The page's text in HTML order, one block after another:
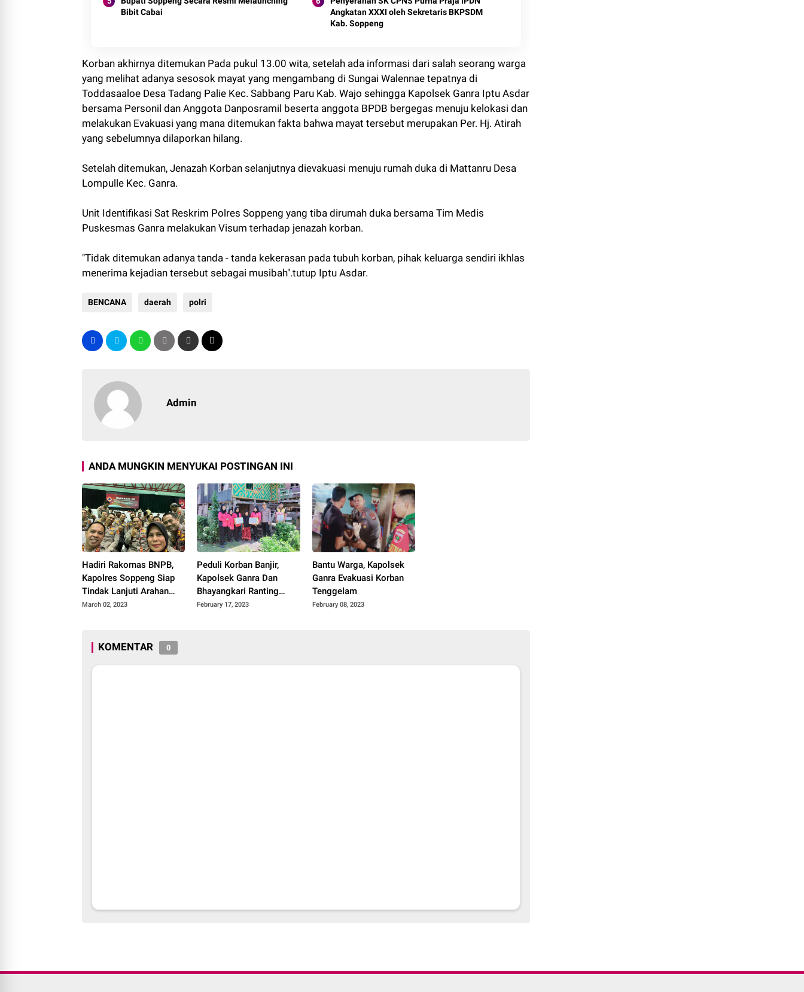
Bibit Cabai
Angkatan XXXI oleh Sekretaris BKPSDM
Kab. Soppeng
Korban akhirnya ditemukan Pada pukul 13.00 wita, setelah ada informasi dari salah seorang warga
yang melihat adanya sesosok mayat yang mengambang di Sungai Walennae tepatnya di
Toddasaaloe Desa Tadang Palie Kec. Sabbang Paru Kab. Wajo sehingga Kapolsek Ganra Iptu Asdar
bersama Personil dan Anggota Danposramil beserta anggota BPDB bergegas menuju kelokasi dan
melakukan Evakuasi yang mana ditemukan fakta bahwa mayat tersebut merupakan Per. Hj. Atirah
yang sebelumnya dilaporkan hilang.
Setelah ditemukan, Jenazah Korban selanjutnya dievakuasi menuju rumah duka di Mattanru Desa
Lompulle Kec. Ganra.
Unit Identifikasi Sat Reskrim Polres Soppeng yang tiba dirumah duka bersama Tim Medis
Puskesmas Ganra melakukan Visum terhadap jenazah korban.
"Tidak ditemukan adanya tanda - tanda kekerasan pada tubuh korban, pihak keluarga sendiri ikhlas
menerima kejadian tersebut sebagai musibah".tutup Iptu Asdar.
BENCANA daerah polri
Admin
ANDA MUNGKIN MENYUKAI POSTINGAN INI
Hadiri Rakornas BNPB,
Kapolres Soppeng Siap
Tindak Lanjuti Arahan
Presiden
March 02, 2023
Peduli Korban Banjir,
Kapolsek Ganra Dan
Bhayangkari Ranting
Salurkan Bantuan
February 17, 2023
Bantu Warga, Kapolsek
Ganra Evakuasi Korban
Tenggelam
February 08, 2023
KOMENTAR 0